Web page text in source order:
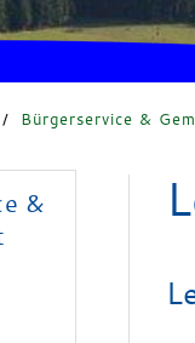
/ Bürgerservice &
&